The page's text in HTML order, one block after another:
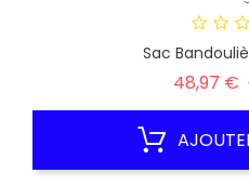
Sac
48,97 €